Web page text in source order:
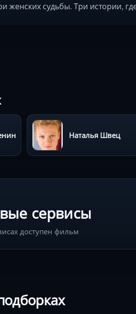
женских судьбы. Три истории,
Наталья Швец
сервисы
доступен фильм